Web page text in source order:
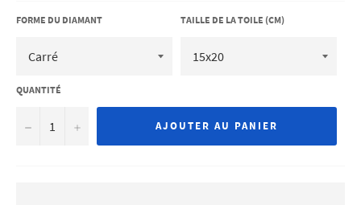
FORME DU DIAMANT TAILLE DE LA TOILE (CM)
QUANTITÉ
− + AJOUTER AU PANIER